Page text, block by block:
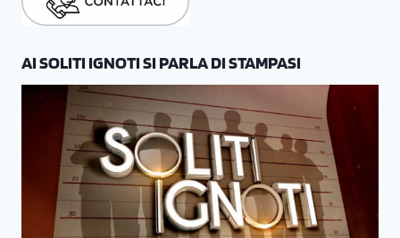
AI SOLITI IGNOTI SI PARLA DI STAMPASI